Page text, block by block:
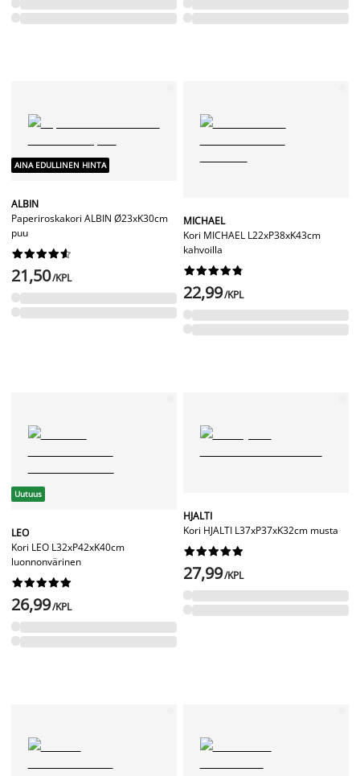
AINA EDULLINEN HINTA
ALBIN
Paperiroskakori ALBIN Ø23xK30cm
puu






21,50/KPL
MICHAEL
Kori MICHAEL L22xP38xK43cm
kahvoilla






22,99/KPL
Uutuus
LEO
Kori LEO L32xP42xK40cm
luonnonvärinen






26,99/KPL
HJALTI
Kori HJALTI L37xP37xK32cm musta






27,99/KPL